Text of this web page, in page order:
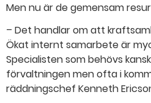
Men nu är de gemensam
– Det handlar om att
Ökat internt samarbete är
Specialisten som behövs
förvaltningen men ofta i
räddningschef Kenneth